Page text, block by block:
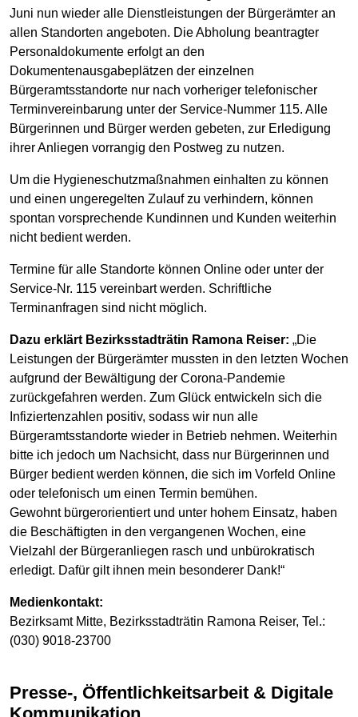
Juni nun wieder alle Dienstleistungen der Bürgerämter an
allen Standorten angeboten. Die Abholung beantragter
Personaldokumente erfolgt an den
Dokumentenausgabeplätzen der einzelnen
Bürgeramtsstandorte nur nach vorheriger telefonischer
Terminvereinbarung unter der Service-Nummer 115. Alle
Bürgerinnen und Bürger werden gebeten, zur Erledigung
ihrer Anliegen vorrangig den Postweg zu nutzen.
Um die Hygieneschutzmaßnahmen einhalten zu können
und einen ungeregelten Zulauf zu verhindern, können
spontan vorsprechende Kundinnen und Kunden weiterhin
nicht bedient werden.
Termine für alle Standorte können Online oder unter der
Service-Nr. 115 vereinbart werden. Schriftliche
Terminanfragen sind nicht möglich.
Dazu erklärt Bezirksstadträtin Ramona Reiser: „Die
Leistungen der Bürgerämter mussten in den letzten Wochen
aufgrund der Bewältigung der Corona-Pandemie
zurückgefahren werden. Zum Glück entwickeln sich die
Infiziertenzahlen positiv, sodass wir nun alle
Bürgeramtsstandorte wieder in Betrieb nehmen. Weiterhin
bitte ich jedoch um Nachsicht, dass nur Bürgerinnen und
Bürger bedient werden können, die sich im Vorfeld Online
oder telefonisch um einen Termin bemühen.
Gewohnt bürgerorientiert und unter hohem Einsatz, haben
die Beschäftigten in den vergangenen Wochen, eine
Vielzahl der Bürgeranliegen rasch und unbürokratisch
erledigt. Dafür gilt ihnen mein besonderer Dank!“
Medienkontakt:
Bezirksamt Mitte, Bezirksstadträtin Ramona Reiser, Tel.:
(030) 9018-23700
Presse-, Öffentlichkeitsarbeit & Digitale
Kommunikation